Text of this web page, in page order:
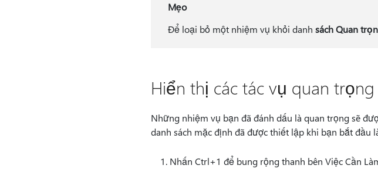
Mẹo
Để loại bỏ một nhiệm vụ khỏi danh sách Quan
Hiển thị các tác vụ quan
Những nhiệm vụ bạn đã đánh dấu là quan trọng sẽ
danh sách mặc định đã được thiết lập khi bạn bắt đầu
Nhấn Ctrl+1 để bung rộng thanh bên Việc Cần